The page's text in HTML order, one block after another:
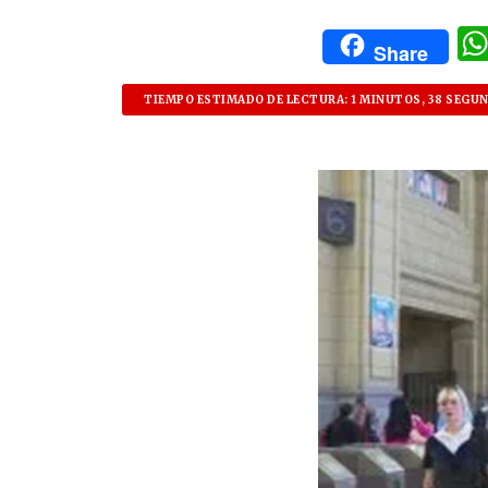
Share
TIEMPO ESTIMADO DE LECTURA: 1 MINUTOS, 38